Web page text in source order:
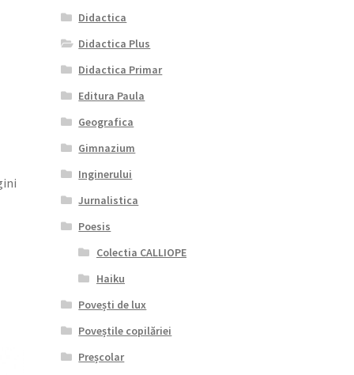
Didactica
Didactica Plus
Didactica Primar
Editura Paula
Geografica
Gimnazium
Inginerului
Jurnalistica
Poesis
Colectia CALLIOPE
Haiku
Povești de lux
Poveștile copilăriei
Preșcolar